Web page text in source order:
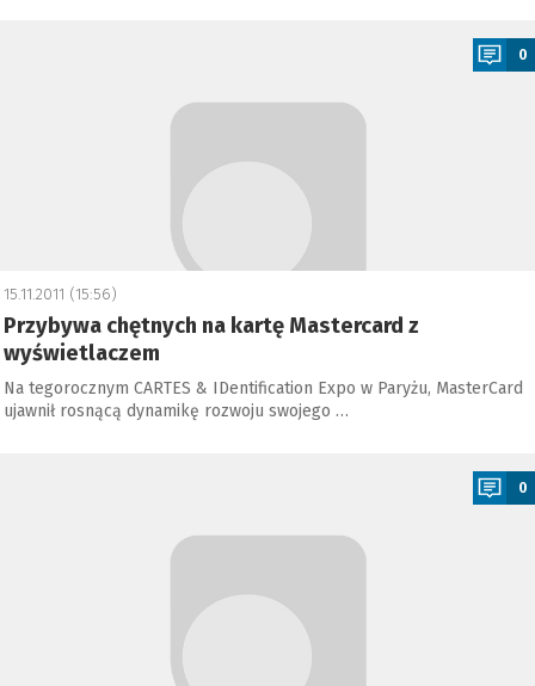
0
15.11.2011 (15:56)
Przybywa chętnych na kartę Mastercard z
wyświetlaczem
Na tegorocznym CARTES & IDentification Expo w Paryżu, MasterCard
ujawnił rosnącą dynamikę rozwoju swojego …
0